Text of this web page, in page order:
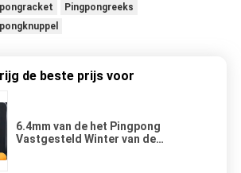
Pingpongreeks
de beste prijs voor
6.4mm van de het Pingpong
Vastgesteld Winter van de